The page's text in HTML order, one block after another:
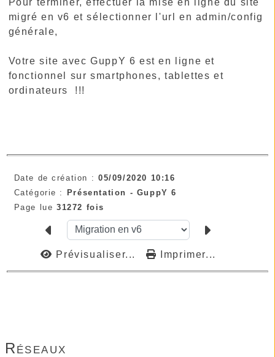
migré en v6 et sélectionner l'url en admin/config
générale,
Votre site avec GuppY 6 est en ligne et
fonctionnel sur smartphones, tablettes et
ordinateurs !!!
Date de création : 05/09/2020 10:16
Catégorie : Présentation - GuppY 6
Page lue 31272 fois
Prévisualiser... Imprimer...
Réseaux